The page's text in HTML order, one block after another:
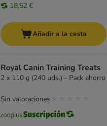
18,52 €
Añadir a la cesta
Royal Canin Training Treats
2 x 110 g (240 uds.) - Pack ahorro
Sin valoraciones